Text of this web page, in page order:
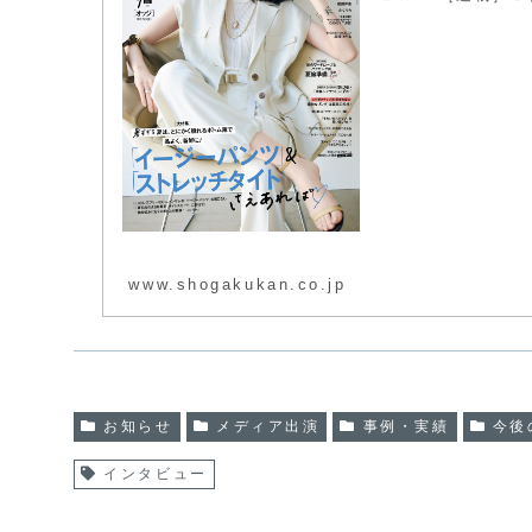
www.shogakukan.co.jp
お知らせ メディア出演 事例・実績 今後
インタビュー